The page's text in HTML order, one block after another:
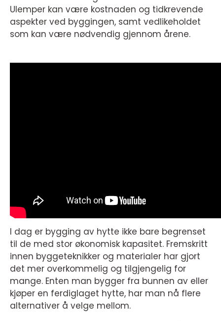
Ulemper kan være kostnaden og tidkrevende
aspekter ved byggingen, samt vedlikeholdet
som kan være nødvendig gjennom årene.
I dag er bygging av hytte ikke bare begrenset
til de med stor økonomisk kapasitet. Fremskritt
innen byggeteknikker og materialer har gjort
det mer overkommelig og tilgjengelig for
mange. Enten man bygger fra bunnen av eller
kjøper en ferdiglaget hytte, har man nå flere
alternativer å velge mellom.